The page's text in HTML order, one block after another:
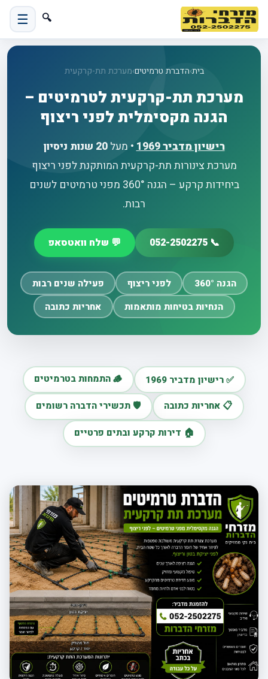
🔍
☰
בית›הדברת טרמיטים›מערכת תת-קרקעית
מערכת תת-קרקעית לטרמיטים –
הגנה מקסימלית לפני ריצוף
רישיון מדביר1969• מעל20 שנות ניסיון
מערכת צינורות תת-קרקעית המותקנת לפני ריצוף
ביחידות קרקע – הגנה 360° מפני טרמיטים לשנים
רבות.
📞 052-2502275 💬 שלח וואטסאפ
הגנה 360° לפני ריצוף
פעילה שנים רבות
הנחיות בטיחות מותאמות
אחריות כתובה
✅ רישיון מדביר 1969 🪵 התמחות בטרמיטים
📋 אחריות כתובה 🛡️ תכשירי הדברה רשומים
🏠 דירות קרקע ובתים פרטיים